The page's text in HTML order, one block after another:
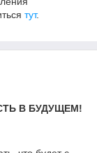
тут.
В БУДУЩЕМ!